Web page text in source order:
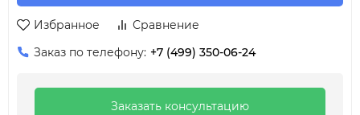
Избранное
Сравнение
Заказ по телефону: +7 (499) 350-06-24
Заказать консультацию